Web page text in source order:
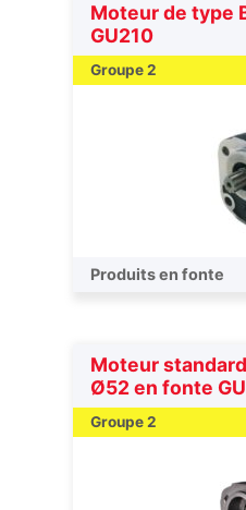
Moteur de type
GU210
Groupe 2
Produits en fonte
Moteur
Ø52 en fonte
Groupe 2